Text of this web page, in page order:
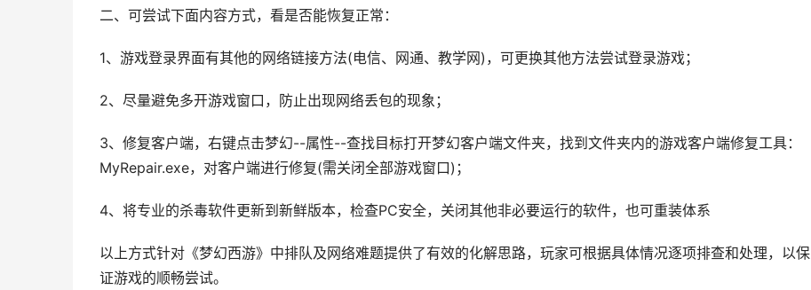
二、可尝试下面内容方式，看是否能恢复正常：
1、游戏登录界面有其他的网络链接方法(电信、网通、教学网)，可更换其他方法尝试登录游戏；
2、尽量避免多开游戏窗口，防止出现网络丢包的现象；
3、修复客户端，右键点击梦幻--属性--查找目标打开梦幻客户端文件夹，找到文件夹内的游戏客户端修复工具：
MyRepair.exe，对客户端进行修复(需关闭全部游戏窗口)；
4、将专业的杀毒软件更新到新鲜版本，检查PC安全，关闭其他非必要运行的软件，也可重装体系
以上方式针对《梦幻西游》中排队及网络难题提供了有效的化解思路，玩家可根据具体情况逐项排查和处理，以保
证游戏的顺畅尝试。